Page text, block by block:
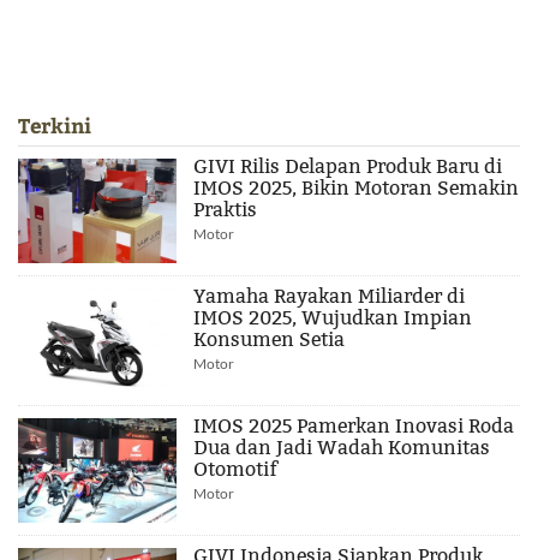
Terkini
GIVI Rilis Delapan Produk Baru di
IMOS 2025, Bikin Motoran Semakin
Praktis
Motor
Yamaha Rayakan Miliarder di
IMOS 2025, Wujudkan Impian
Konsumen Setia
Motor
IMOS 2025 Pamerkan Inovasi Roda
Dua dan Jadi Wadah Komunitas
Otomotif
Motor